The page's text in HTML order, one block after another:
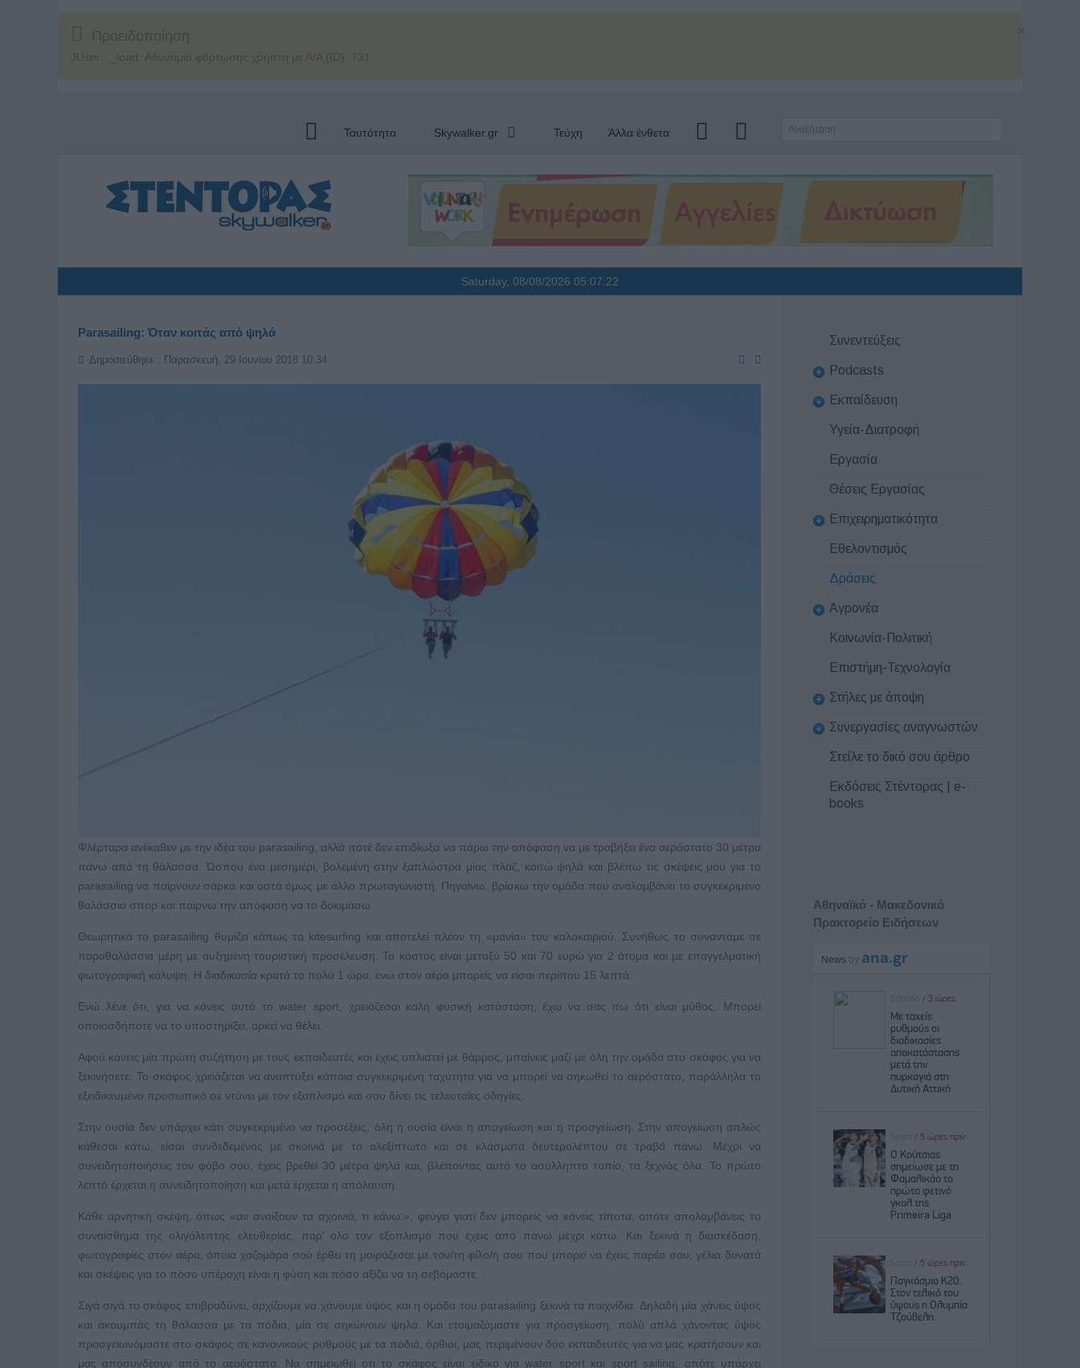
Προειδοποίηση
JUser: :_load: Αδυναμία φόρτωσης χρήστη με Α/Α (ID): 731
Ταυτότητα Skywalker.gr Τεύχη Άλλα ένθετα
Saturday, 08/08/2026 05:07:23
Parasailing: Όταν κοιτάς από ψηλά
Δημοσιεύθηκε : Παρασκευή, 29 Ιουνίου 2018 10:34
Φλέρταρα ανέκαθεν με την ιδέα του parasailing, αλλά ποτέ δεν επιδίωξα να πάρω την απόφαση να με τραβήξει ένα αερόστατο 30 μέτρα
πάνω από τη θάλασσα. Ώσπου ένα μεσημέρι, βολεμένη στην ξαπλώστρα μίας πλαζ, κοιτώ ψηλά και βλέπω τις σκέψεις μου για το
parasailing να παίρνουν σάρκα και οστά όμως με άλλο πρωταγωνιστή. Πηγαίνω, βρίσκω την ομάδα που αναλαμβάνει το συγκεκριμένο
θαλάσσιο σπορ και παίρνω την απόφαση να το δοκιμάσω.
Θεωρητικά το parasailing θυμίζει κάπως το kitesurfing και αποτελεί πλέον τη «μανία» του καλοκαιριού. Συνήθως το συναντάμε σε
παραθαλάσσια μέρη με αυξημένη τουριστική προσέλευση. Το κόστος είναι μεταξύ 50 και 70 ευρώ για 2 άτομα και με επαγγελματική
φωτογραφική κάλυψη. Η διαδικασία κρατά το πολύ 1 ώρα, ενώ στον αέρα μπορείς να είσαι περίπου 15 λεπτά.
Ενώ λένε ότι, για να κάνεις αυτό το water sport, χρειάζεσαι καλή φυσική κατάσταση, έχω να σας πω ότι είναι μύθος. Μπορεί
οποιοσδήποτε να το υποστηρίξει, αρκεί να θέλει.
Αφού κάνεις μία πρώτη συζήτηση με τους εκπαιδευτές και έχεις οπλιστεί με θάρρος, μπαίνεις μαζί με όλη την ομάδα στο σκάφος για να
ξεκινήσετε. Το σκάφος χρειάζεται να αναπτύξει κάποια συγκεκριμένη ταχύτητα για να μπορεί να σηκωθεί το αερόστατο, παράλληλα το
εξειδικευμένο προσωπικό σε ντύνει με τον εξοπλισμό και σου δίνει τις τελευταίες οδηγίες.
Στην ουσία δεν υπάρχει κάτι συγκεκριμένο να προσέξεις, όλη η ουσία είναι η απογείωση και η προσγείωση. Στην απογείωση απλώς
κάθεσαι κάτω, είσαι συνδεδεμένος με σκοινιά με το αλεξίπτωτο και σε κλάσματα δευτερολέπτου σε τραβά πάνω. Μέχρι να
συνειδητοποιήσεις τον φόβο σου, έχεις βρεθεί 30 μέτρα ψηλά και, βλέποντας αυτό το ασύλληπτο τοπίο, τα ξεχνάς όλα. Το πρώτο
λεπτό έρχεται η συνειδητοποίηση και μετά έρχεται η απόλαυση.
Κάθε αρνητική σκέψη, όπως «αν ανοίξουν τα σχοινιά, τι κάνω;», φεύγει γιατί δεν μπορείς να κάνεις τίποτα, οπότε απολαμβάνεις το
συναίσθημα της ολιγόλεπτης ελευθερίας, παρ’ όλο τον εξοπλισμό που έχεις από πάνω μέχρι κάτω. Και ξεκινά η διασκέδαση,
φωτογραφίες στον αέρα, όποια χαζομάρα σού έρθει τη μοιράζεσαι με τον/τη φίλο/η σου που μπορεί να έχεις παρέα σου, γέλια δυνατά
και σκέψεις για το πόσο υπέροχη είναι η φύση και πόσο αξίζει να τη σεβόμαστε.
Σιγά σιγά το σκάφος επιβραδύνει, αρχίζουμε να χάνουμε ύψος και η ομάδα του parasailing ξεκινά τα παιχνίδια. Δηλαδή μία χάνεις ύψος
και ακουμπάς τη θάλασσα με τα πόδια, μία σε σηκώνουν ψηλά. Και ετοιμαζόμαστε για προσγείωση, πολύ απλά χάνοντας ύψος
προσγειωνόμαστε στο σκάφος σε κανονικούς ρυθμούς με τα ποδιά, όρθιοι, μας περιμένουν δύο εκπαιδευτές για να μας κρατήσουν και
μας αποσυνδέουν από το αερόστατο. Να σημειωθεί ότι το σκάφος είναι ειδικό για water sport και sport sailing, οπότε υπάρχει
Συνεντεύξεις
Podcasts
Εκπαίδευση
Υγεία-Διατροφή
Εργασία
Θέσεις Εργασίας
Επιχειρηματικότητα
Εθελοντισμός
Δράσεις
Αγρονέα
Κοινωνία-Πολιτική
Επιστήμη-Τεχνολογία
Στήλες με άποψη
Συνεργασίες αναγνωστών
Στείλε το δικό σου άρθρο
Εκδόσεις Στέντορας | e-
books
Αθηναϊκό - Μακεδονικό
Πρακτορείο Ειδήσεων